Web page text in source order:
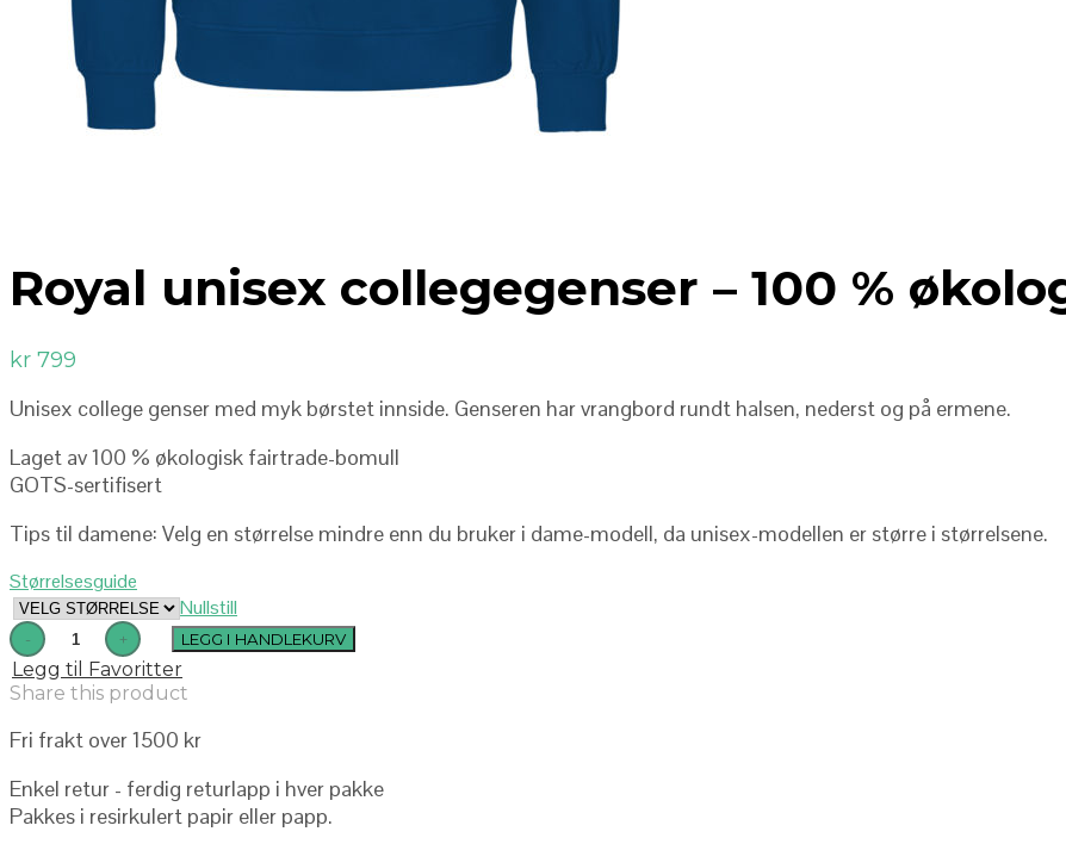
Royal unisex collegegenser – 100 %
kr 799
Unisex college genser med myk børstet innside. Genseren har vrangbord rundt halsen, nederst og på ermene.
Laget av 100 % økologisk fairtrade-bomull
GOTS-sertifisert
Tips til damene: Velg en størrelse mindre enn du bruker i dame-modell, da unisex-modellen er større i størrelsene.
Størrelsesguide
Nullstill
LEGG I HANDLEKURV
Legg til Favoritter
Share this product
Fri frakt over 1500 kr
Enkel retur - ferdig returlapp i hver pakke
Pakkes i resirkulert papir eller papp.